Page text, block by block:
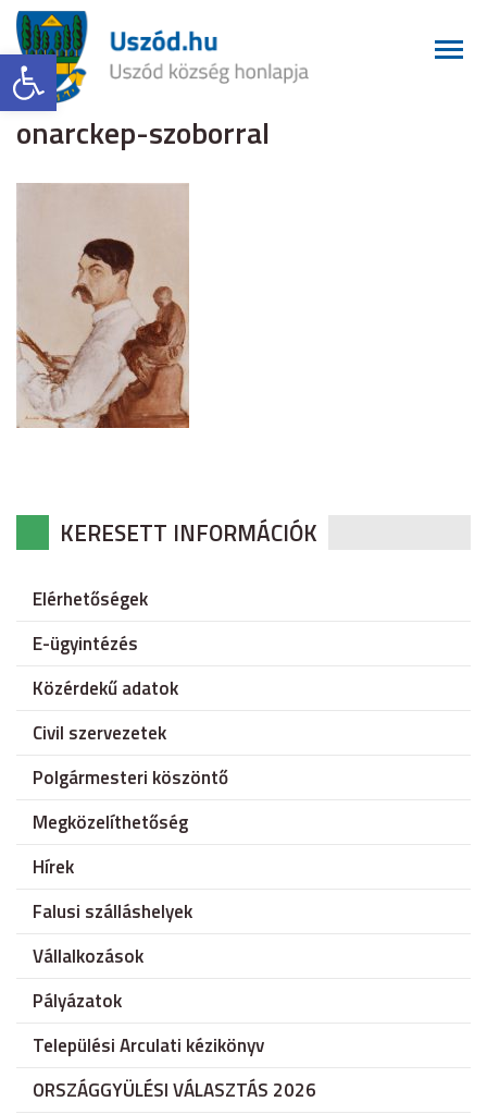
Eszköztár megnyitása
onarckep-szoborral
KERESETT INFORMÁCIÓK
Elérhetőségek
E-ügyintézés
Közérdekű adatok
Civil szervezetek
Polgármesteri köszöntő
Megközelíthetőség
Hírek
Falusi szálláshelyek
Vállalkozások
Pályázatok
Települési Arculati kézikönyv
ORSZÁGGYÜLÉSI VÁLASZTÁS 2026